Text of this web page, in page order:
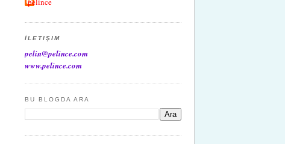
İLETIŞIM
pelin@pelince.com
www.pelince.com
BU BLOGDA ARA